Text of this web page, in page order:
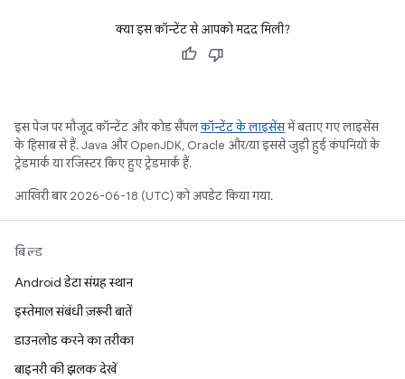
क्या इस कॉन्टेंट से आपको मदद मिली?
इस पेज पर मौजूद कॉन्टेंट और कोड सैंपलकॉन्टेंट के लाइसेंसमें बताए गए लाइसेंस
के हिसाब से हैं. Java और OpenJDK, Oracle और/या इससे जुड़ी हुई कंपनियों के
ट्रेडमार्क या रजिस्टर किए हुए ट्रेडमार्क हैं.
आखिरी बार 2026-06-18 (UTC) को अपडेट किया गया.
बिल्ड
Android डेटा संग्रह स्थान
इस्तेमाल संबंधी ज़रूरी बातें
डाउनलोड करने का तरीका
बाइनरी की झलक देखें